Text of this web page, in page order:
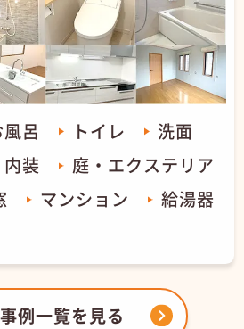
呂 トイレ
洗面
内装
庭・エクステリア
マンション
給湯器
例一覧を見る